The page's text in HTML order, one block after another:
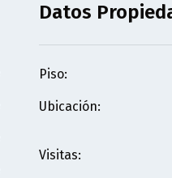
Datos
Piso:
Ubicación:
Visitas: